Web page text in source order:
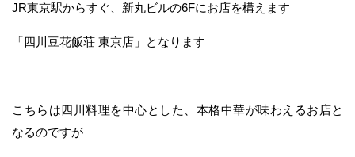
JR東京駅からすぐ、新丸ビルの6Fにお店を構えます
「四川豆花飯荘 東京店」となります
こちらは四川料理を中心とした、本格中華が味わえるお店と
なるのですが